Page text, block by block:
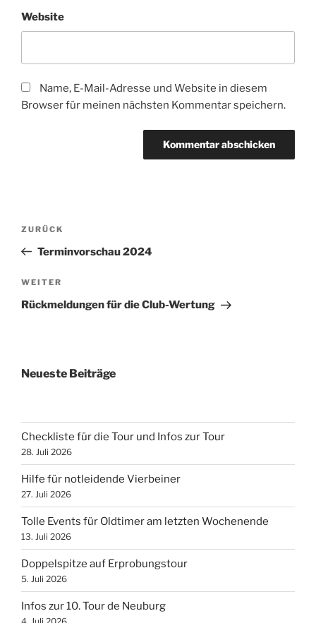
Website
Name, E-Mail-Adresse und Website in diesem
Browser für meinen nächsten Kommentar speichern.
Beitragsnavigation
Vorheriger
Beitrag
ZURÜCK
Terminvorschau 2024
Nächster
Beitrag
WEITER
Rückmeldungen für die Club-Wertung
Neueste Beiträge
Checkliste für die Tour und Infos zur Tour
28. Juli 2026
Hilfe für notleidende Vierbeiner
27. Juli 2026
Tolle Events für Oldtimer am letzten Wochenende
13. Juli 2026
Doppelspitze auf Erprobungstour
5. Juli 2026
Infos zur 10. Tour de Neuburg